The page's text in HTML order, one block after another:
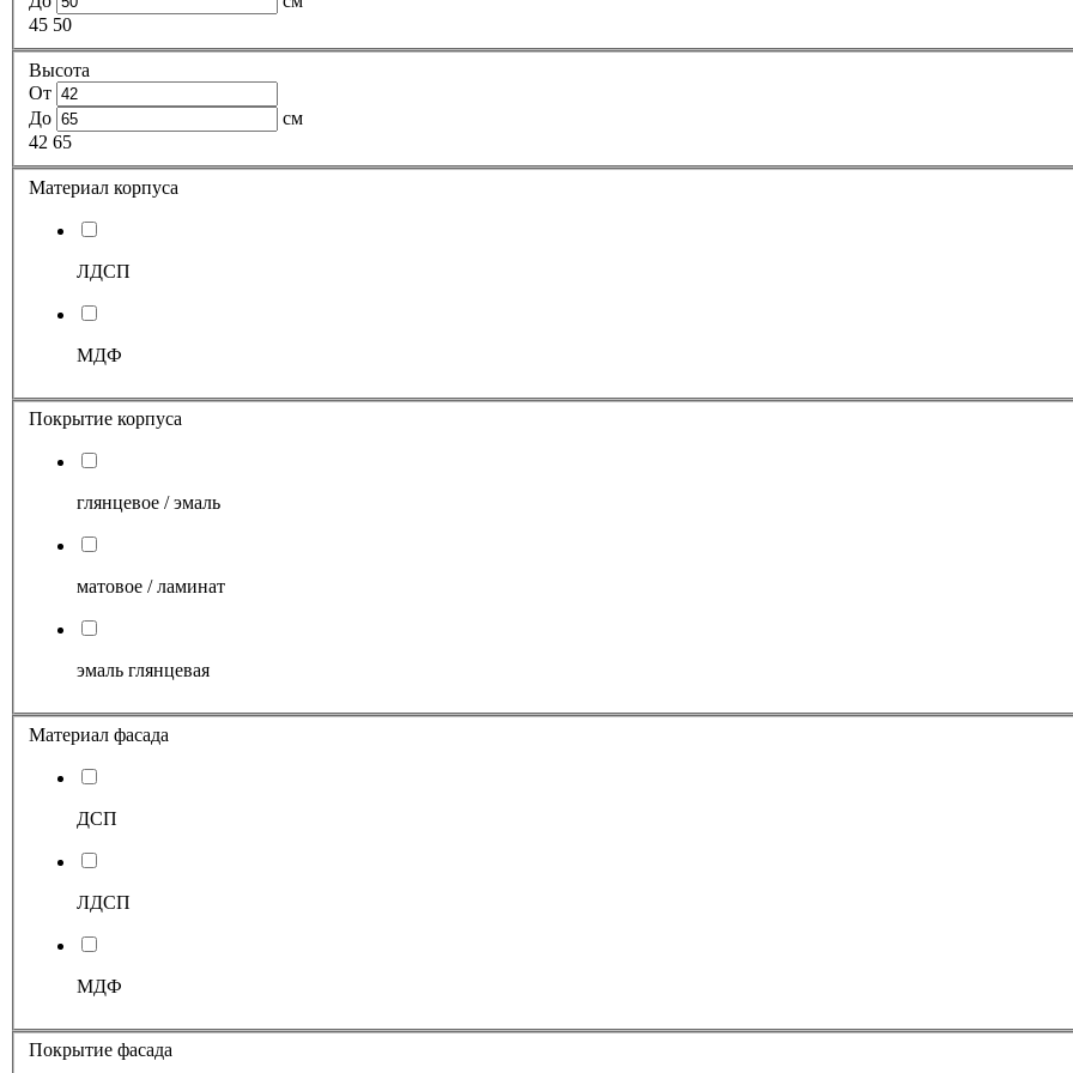
45 50
Высота
От
До
см
42 65
Материал корпуса
ЛДСП
МДФ
Покрытие корпуса
глянцевое / эмаль
матовое / ламинат
эмаль глянцевая
Материал фасада
ДСП
ЛДСП
МДФ
Покрытие фасада